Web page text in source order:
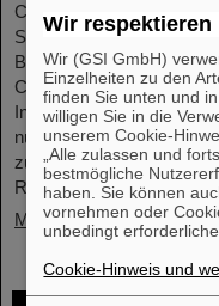
Cybersicherheit ATHENE
Schwerionenforschung
Bereichen
Cybersicherheit. Ziel der
Infrastrukturen für
nutzen sowie die
zu verbessern. ATHENE
Rechenzentrum „Green
Mehr »
Hochrangige
Wir
Wir (GSI GmbH)
Einzelheiten zu den
finden Sie unten und
willigen Sie in die
unserem Cookie-
„Alle zulassen und
bestmögliche
haben. Sie können
vornehmen oder
unbedingt
Cookie-Hinweis und